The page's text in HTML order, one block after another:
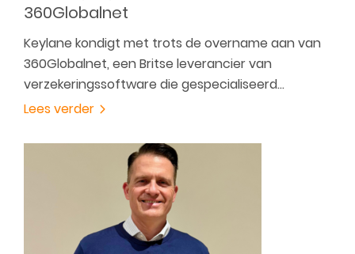
360Globalnet
Keylane kondigt met trots de overname aan van
360Globalnet, een Britse leverancier van
verzekeringssoftware die gespecialiseerd…
Lees verder